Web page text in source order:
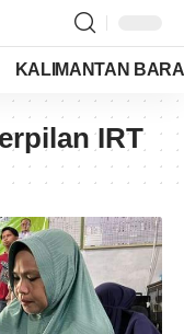
KALIMANTAN
IRT